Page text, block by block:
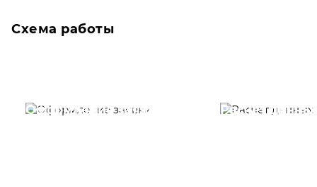
Схема работы
Оформление заявки Расчет